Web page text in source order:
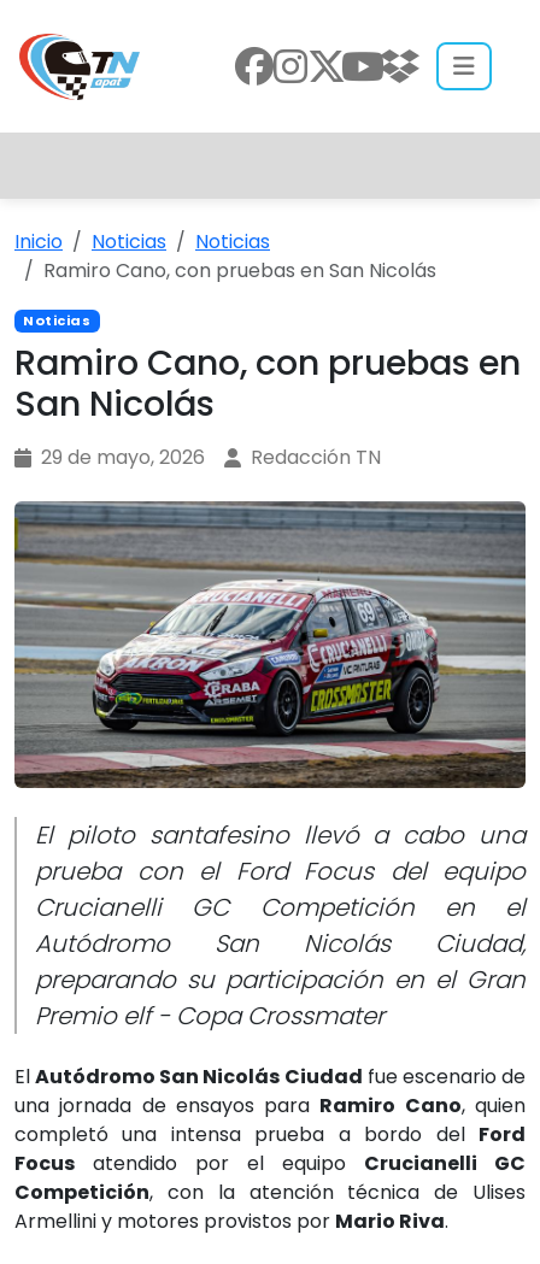
Inicio Noticias
Noticias
Ramiro Cano, con pruebas en San Nicolás
Noticias
Ramiro Cano, con pruebas en
San Nicolás
29 de mayo, 2026 Redacción TN
El piloto santafesino llevó a cabo una
prueba con el Ford Focus del equipo
Crucianelli GC Competición en el
Autódromo San Nicolás Ciudad,
preparando su participación en el Gran
Premio elf - Copa Crossmater
ElAutódromo San Nicolás Ciudad fue escenario de
una jornada de ensayos para Ramiro Cano, quien
completó una intensa prueba a bordo del Ford
Focus atendido por el equipo Crucianelli GC
Competición, con la atención técnica de Ulises
Armellini y motores provistos por Mario Riva.